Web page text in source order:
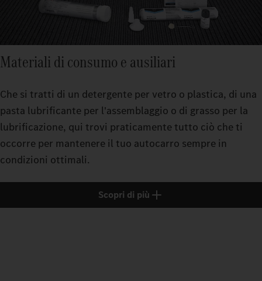
Materiali di consumo e ausiliari
Che si tratti di un detergente per vetro o plastica, di una
pasta lubrificante per l'assemblaggio o di grasso per la
lubrificazione, qui trovi praticamente tutto ciò che ti
occorre per mantenere il tuo autocarro sempre in
condizioni ottimali.
Scopri di più